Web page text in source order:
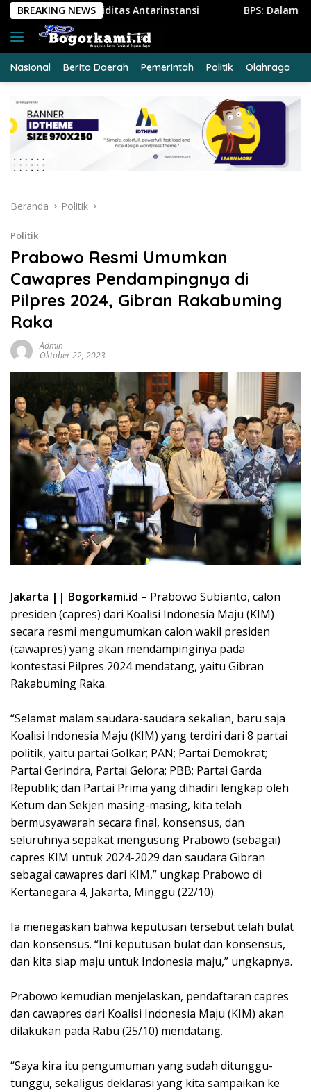
Langsung
konten
BREAKING NEWS BPS: Dalam Tiga Bulan, Lebih dari
Nasional Berita Daerah Pemerintah Politik Olahraga
Beranda Politik
Politik
Prabowo Resmi Umumkan
Cawapres Pendampingnya di
Pilpres 2024, Gibran Rakabuming
Raka
Admin
Oktober 22, 2023
Jakarta || Bogorkami.id – Prabowo Subianto, calon
presiden (capres) dari Koalisi Indonesia Maju (KIM)
secara resmi mengumumkan calon wakil presiden
(cawapres) yang akan mendampinginya pada
kontestasi Pilpres 2024 mendatang, yaitu Gibran
Rakabuming Raka.
“Selamat malam saudara-saudara sekalian, baru saja
Koalisi Indonesia Maju (KIM) yang terdiri dari 8 partai
politik, yaitu partai Golkar; PAN; Partai Demokrat;
Partai Gerindra, Partai Gelora; PBB; Partai Garda
Republik; dan Partai Prima yang dihadiri lengkap oleh
Ketum dan Sekjen masing-masing, kita telah
bermusyawarah secara final, konsensus, dan
seluruhnya sepakat mengusung Prabowo (sebagai)
capres KIM untuk 2024-2029 dan saudara Gibran
sebagai cawapres dari KIM,” ungkap Prabowo di
Kertanegara 4, Jakarta, Minggu (22/10).
Ia menegaskan bahwa keputusan tersebut telah bulat
dan konsensus. “Ini keputusan bulat dan konsensus,
dan kita siap maju untuk Indonesia maju,” ungkapnya.
Prabowo kemudian menjelaskan, pendaftaran capres
dan cawapres dari Koalisi Indonesia Maju (KIM) akan
dilakukan pada Rabu (25/10) mendatang.
“Saya kira itu pengumuman yang sudah ditunggu-
tunggu, sekaligus deklarasi yang kita sampaikan ke